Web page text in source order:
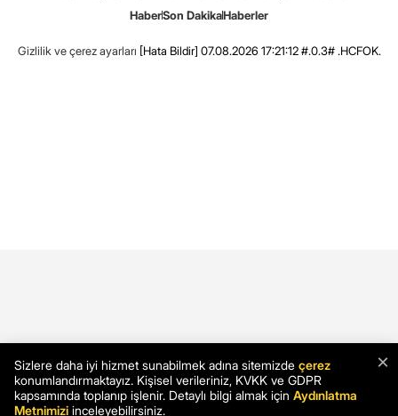
HaberSon DakikaHaberler
Gizlilik ve çerez ayarları [Hata Bildir] 07.08.2026 17:21:12 #.0.3# .HCFOK.
×
Sizlere daha iyi hizmet sunabilmek adına sitemizde çerez
konumlandırmaktayız. Kişisel verileriniz, KVKK ve GDPR
kapsamında toplanıp işlenir. Detaylı bilgi almak için Aydınlatma
Metnimizi inceleyebilirsiniz.